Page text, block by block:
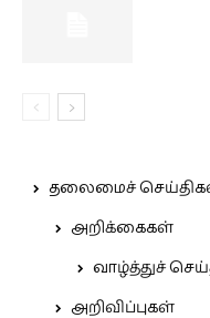
தலைமைச்
அறிக்கைகள்
வாழ்த்துச்
அறிவிப்புகள்